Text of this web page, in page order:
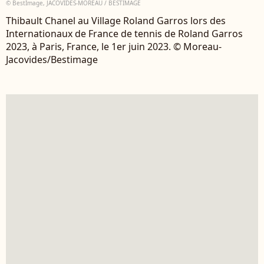
© BestImage, JACOVIDES-MOREAU / BESTIMAGE
Thibault Chanel au Village Roland Garros lors des
Internationaux de France de tennis de Roland Garros
2023, à Paris, France, le 1er juin 2023. © Moreau-
Jacovides/Bestimage